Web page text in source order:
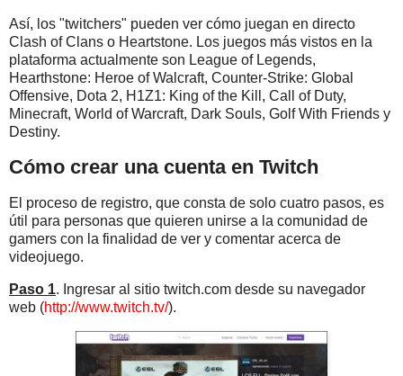
Así, los "twitchers" pueden ver cómo juegan en directo
Clash of Clans o Heartstone. Los juegos más vistos en la
plataforma actualmente son League of Legends,
Hearthstone: Heroe of Walcraft, Counter-Strike: Global
Offensive, Dota 2, H1Z1: King of the Kill, Call of Duty,
Minecraft, World of Warcraft, Dark Souls, Golf With Friends y
Destiny.
Cómo crear una cuenta en Twitch
El proceso de registro, que consta de solo cuatro pasos, es
útil para personas que quieren unirse a la comunidad de
gamers con la finalidad de ver y comentar acerca de
videojuego.
Paso 1. Ingresar al sitio twitch.com desde su navegador
web (http://www.twitch.tv/).